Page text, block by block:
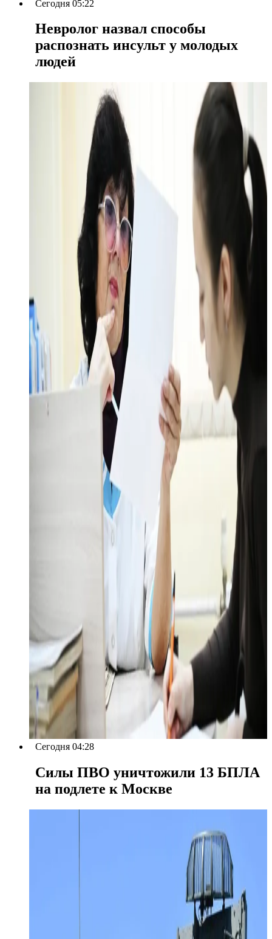
Сегодня 05:22
Невролог назвал способы
распознать инсульт у молодых
людей
Сегодня 04:28
Силы ПВО уничтожили 13 БПЛА
на подлете к Москве